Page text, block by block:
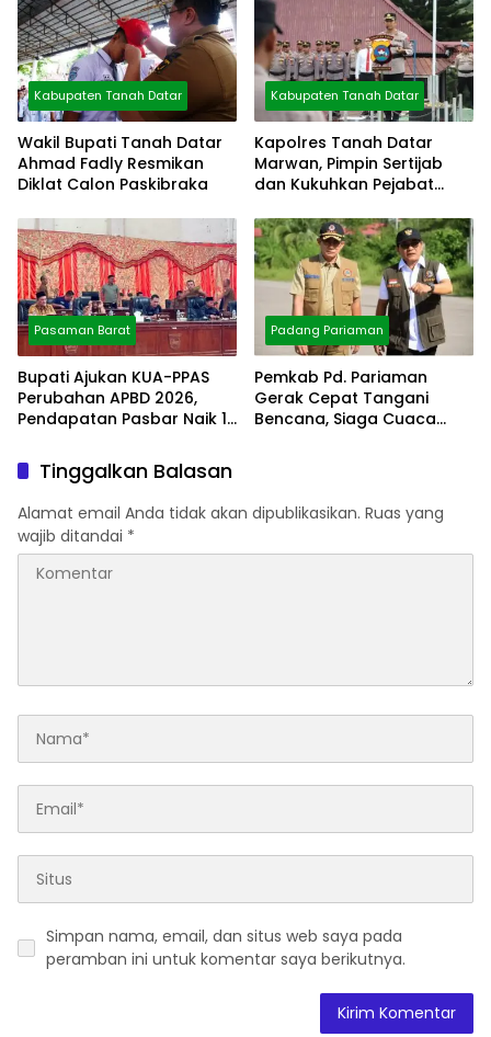
Kabupaten Tanah Datar
Wakil Bupati Tanah Datar
Ahmad Fadly Resmikan
Diklat Calon Paskibraka
Kabupaten Tanah Datar
Kapolres Tanah Datar
Marwan, Pimpin Sertijab
dan Kukuhkan Pejabat
Pasaman Barat
Bupati Ajukan KUA-PPAS
Perubahan APBD 2026,
Pendapatan Pasbar Naik 15
Padang Pariaman
Pemkab Pd. Pariaman
Gerak Cepat Tangani
Bencana, Siaga Cuaca
Tinggalkan Balasan
Alamat email Anda tidak akan dipublikasikan. Ruas yang
wajib ditandai *
Simpan nama, email, dan situs web saya pada
peramban ini untuk komentar saya berikutnya.